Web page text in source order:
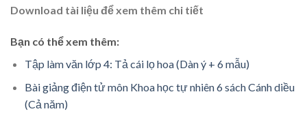
Download tài liệu để xem thêm chi tiết
Bạn có thể xem thêm:
Tập làm văn lớp 4: Tả cái lọ hoa (Dàn ý + 6 mẫu)
Bài giảng điện tử môn Khoa học tự nhiên 6 sách Cánh diều
(Cả năm)